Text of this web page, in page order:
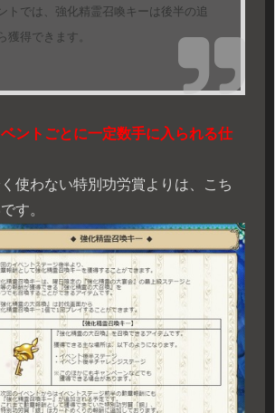
トでは、強化精霊召喚キーは後半の追
獲得できます。
ベントごとに一定数手に入られる仕
使わない特別功労賞よりは、こち
す。